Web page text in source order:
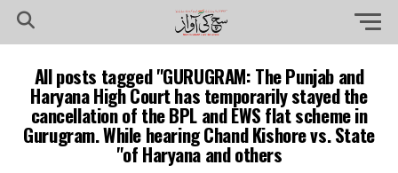
All posts tagged "GURUGRAM: The Punjab and
Haryana High Court has temporarily stayed the
cancellation of the BPL and EWS flat scheme in
Gurugram. While hearing Chand Kishore vs. State
of Haryana and others"